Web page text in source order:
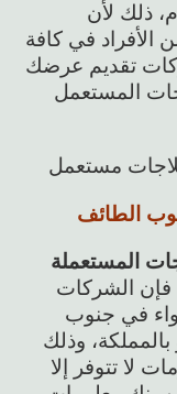
ذلك لأن
الأفراد في كافة
تقديم عرضك
المستعمل
مستعمل
الطائف
المستعملة
فإن الشركات
في جنوب
وذلك
لا تتوفر إلا